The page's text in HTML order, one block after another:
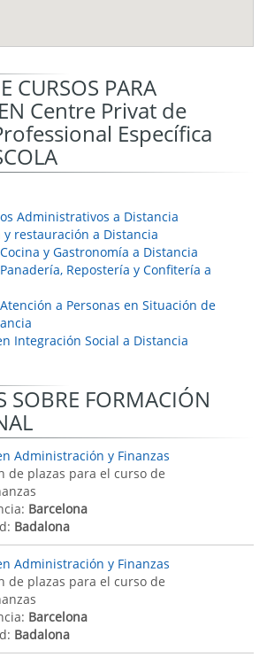
CURSOS PARA
Centre Privat de
Específica
Administrativos a Distancia
y restauración a Distancia
y Gastronomía a Distancia
Repostería y Confitería a
a Personas en Situación de
Integración Social a Distancia
SOBRE FORMACIÓN
Administración y Finanzas
de plazas para el curso de
Barcelona
Badalona
Administración y Finanzas
de plazas para el curso de
Barcelona
Badalona